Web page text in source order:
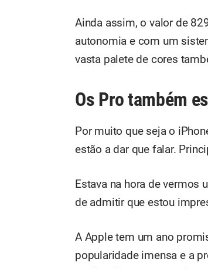
Ainda assim, o valor de
autonomia e com um
vasta palete de cores
Os Pro também
Por muito que seja o
estão a dar que falar.
Estava na hora de vermos
de admitir que estou
A Apple tem um ano
popularidade imensa e a